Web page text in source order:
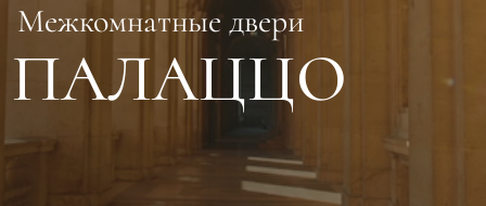
Межкомнатные двери
ПАЛАЦЦО